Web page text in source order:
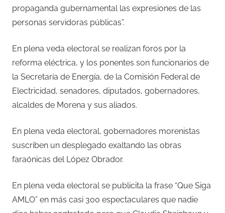
propaganda gubernamental las expresiones de las
personas servidoras públicas”.
En plena veda electoral se realizan foros por la
reforma eléctrica, y los ponentes son funcionarios de
la Secretaría de Energía, de la Comisión Federal de
Electricidad, senadores, diputados, gobernadores,
alcaldes de Morena y sus aliados.
En plena veda electoral, gobernadores morenistas
suscriben un desplegado exaltando las obras
faraónicas del López Obrador.
En plena veda electoral se publicita la frase “Que Siga
AMLO” en más casi 300 espectaculares que nadie